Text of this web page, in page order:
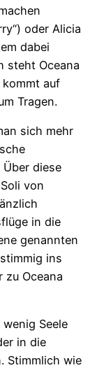
oder Alicia
dabei
steht Oceana
kommt auf
Tragen.
sich mehr
diese
von
in die
genannten
ins
zu Oceana
Seele
in die
Stimmlich wie